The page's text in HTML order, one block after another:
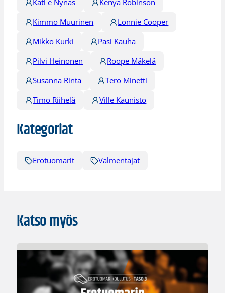
Kimmo Muurinen
Lonnie Cooper
Mikko Kurki
Pasi Kauha
Pilvi Heinonen
Roope Mäkelä
Susanna Rinta
Tero Minetti
Timo Riihelä
Ville Kaunisto
Kategoriat
Erotuomarit Valmentajat
Katso myös